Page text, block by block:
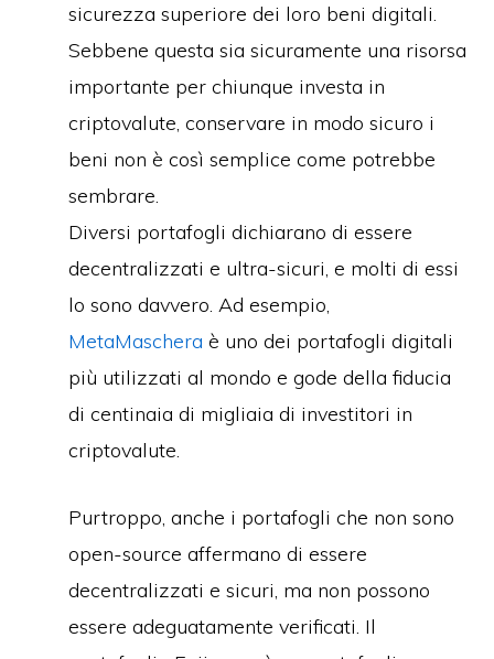
sicurezza superiore dei loro beni digitali.
Sebbene questa sia sicuramente una risorsa
importante per chiunque investa in
criptovalute, conservare in modo sicuro i
beni non è così semplice come potrebbe
sembrare.
Diversi portafogli dichiarano di essere
decentralizzati e ultra-sicuri, e molti di essi
lo sono davvero. Ad esempio,
MetaMaschera è uno dei portafogli digitali
più utilizzati al mondo e gode della fiducia
di centinaia di migliaia di investitori in
criptovalute.
Purtroppo, anche i portafogli che non sono
open-source affermano di essere
decentralizzati e sicuri, ma non possono
essere adeguatamente verificati. Il